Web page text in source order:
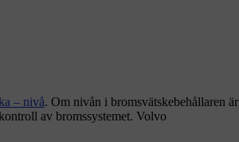
– nivå. Om nivån i bromsvätskebehållaren är
av bromssystemet. Volvo